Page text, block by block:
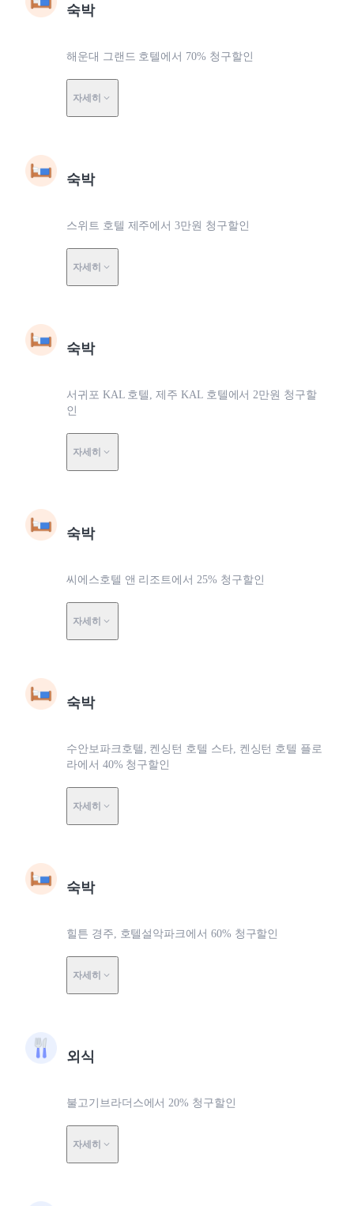
숙박
해운대 그랜드 호텔에서 70% 청구할인
자세히
숙박
스위트 호텔 제주에서 3만원 청구할인
자세히
숙박
서귀포 KAL 호텔, 제주 KAL 호텔에서 2만원 청구할
인
자세히
숙박
씨에스호텔 앤 리조트에서 25% 청구할인
자세히
숙박
수안보파크호텔, 켄싱턴 호텔 스타, 켄싱턴 호텔 플로
라에서 40% 청구할인
자세히
숙박
힐튼 경주, 호텔설악파크에서 60% 청구할인
자세히
외식
불고기브라더스에서 20% 청구할인
자세히